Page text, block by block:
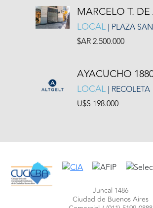
MARCELO T. DE
LOCAL | PLAZA
$AR 2.500.000
AYACUCHO
LOCAL | RECOLETA
U$S 198.000
Juncal 1486
Ciudad de Buenos Aires